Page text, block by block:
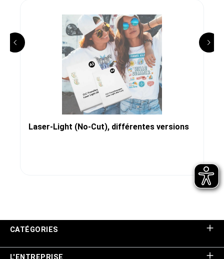
Laser-Light (No-Cut), différentes versions
CATÉGORIES
L'ENTREPRISE